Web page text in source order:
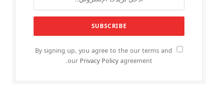
By signing up, you agree to the our terms and
our Privacy Policyagreement.